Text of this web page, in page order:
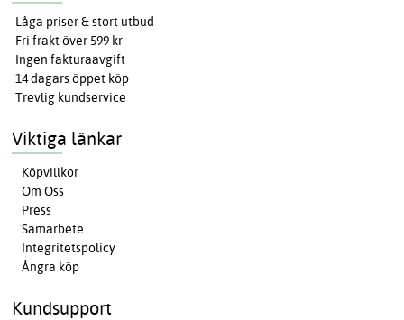
Låga priser & stort utbud
Fri frakt över 599 kr
Ingen fakturaavgift
14 dagars öppet köp
Trevlig kundservice
Viktiga länkar
Köpvillkor
Om Oss
Press
Samarbete
Integritetspolicy
Ångra köp
Kundsupport